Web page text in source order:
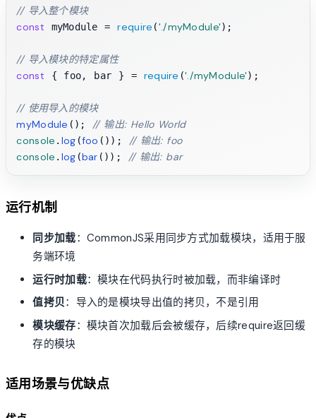
// 导入整个模块
const myModule = require ('./myModule');
// 导入模块的特定属性
const { foo, bar } = require ('./myModule');
// 使用导入的模块
myModule (); // 输出: Hello World
console . log (foo ()); // 输出: foo
console . log (bar ()); // 输出: bar
运行机制
同步加载：CommonJS采用同步方式加载模块，适用于服
务端环境
运行时加载：模块在代码执行时被加载，而非编译时
值拷贝：导入的是模块导出值的拷贝，不是引用
模块缓存：模块首次加载后会被缓存，后续require返回缓
存的模块
适用场景与优缺点